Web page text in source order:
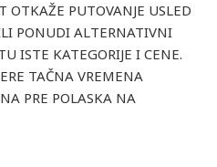
OTKAŽE PUTOVANJE USLED
PONUDI ALTERNATIVNI
ISTE KATEGORIJE I CENE.
TAČNA VREMENA
PRE POLASKA NA